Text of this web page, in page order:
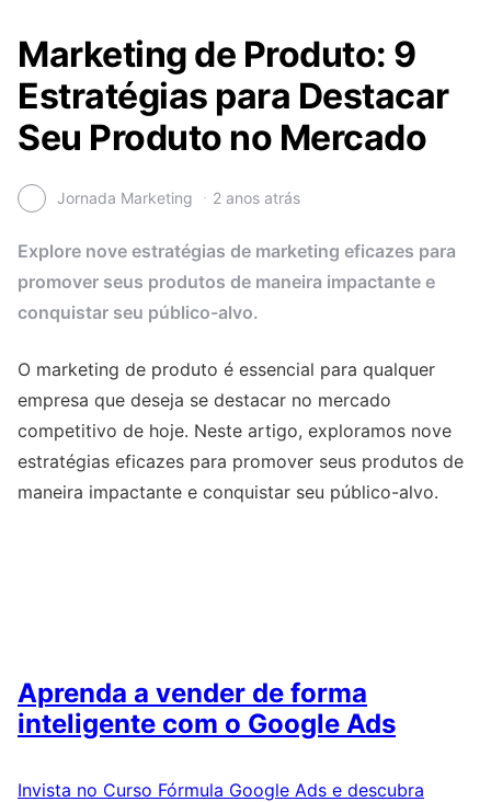
Marketing de Produto: 9
Estratégias para Destacar
Seu Produto no Mercado
Jornada Marketing 2 anos atrás
Explore nove estratégias de marketing eficazes para
promover seus produtos de maneira impactante e
conquistar seu público-alvo.
O marketing de produto é essencial para qualquer
empresa que deseja se destacar no mercado
competitivo de hoje. Neste artigo, exploramos nove
estratégias eficazes para promover seus produtos de
maneira impactante e conquistar seu público-alvo.
Aprenda a vender de forma
inteligente com o Google Ads
Invista no Curso Fórmula Google Ads e descubra